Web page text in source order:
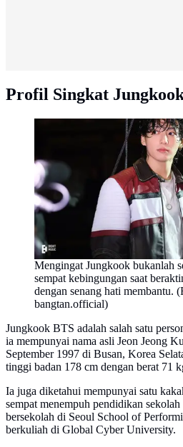
Profil Singkat
Mengingat Jungkook bukanlah
sempat kebingungan saat
dengan senang hati membantu.
bangtan.official)
Jungkook BTS adalah salah satu
ia mempunyai nama asli Jeon Jeong
September 1997 di Busan, Korea
tinggi badan 178 cm dengan berat 71
Ia juga diketahui mempunyai satu
sempat menempuh pendidikan
bersekolah di Seoul School of
berkuliah di Global Cyber University.